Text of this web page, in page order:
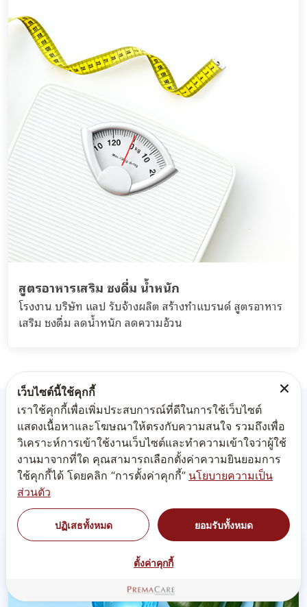
สูตรอาหารเสริม ชงดื่ม น้ำหนัก
โรงงาน บริษัท แลป รับจ้างผลิต สร้างทำแบรนด์ สูตรอาหาร
เสริม ชงดื่ม ลดน้ำหนัก ลดความอ้วน
ประเภท
ผลิตอาหารเสริม
เว็บไซต์นี้ใช้คุกกี้
เราใช้คุกกี้เพื่อเพิ่มประสบการณ์ที่ดีในการใช้เว็บไซต์
แสดงเนื้อหาและโฆษณาให้ตรงกับความสนใจ รวมถึงเพื่อ
วิเคราะห์การเข้าใช้งานเว็บไซต์และทำความเข้าใจว่าผู้ใช้
งานมาจากที่ใด คุณสามารถเลือกตั้งค่าความยินยอมการ
ใช้คุกกี้ได้ โดยคลิก “การตั้งค่าคุกกี้” นโยบายความเป็น
ส่วนตัว
ปฏิเสธทั้งหมด ยอมรับทั้งหมด
ตั้งค่าคุกกี้